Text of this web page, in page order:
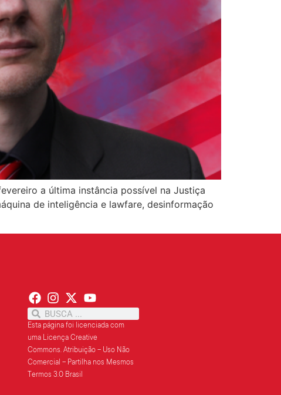
a última instância possível na Justiça
de inteligência e lawfare, desinformação
Esta página foi licenciada com
uma Licença Creative
Commons. Atribuição – Uso Não
Comercial – Partilha nos Mesmos
Termos 3.0 Brasil